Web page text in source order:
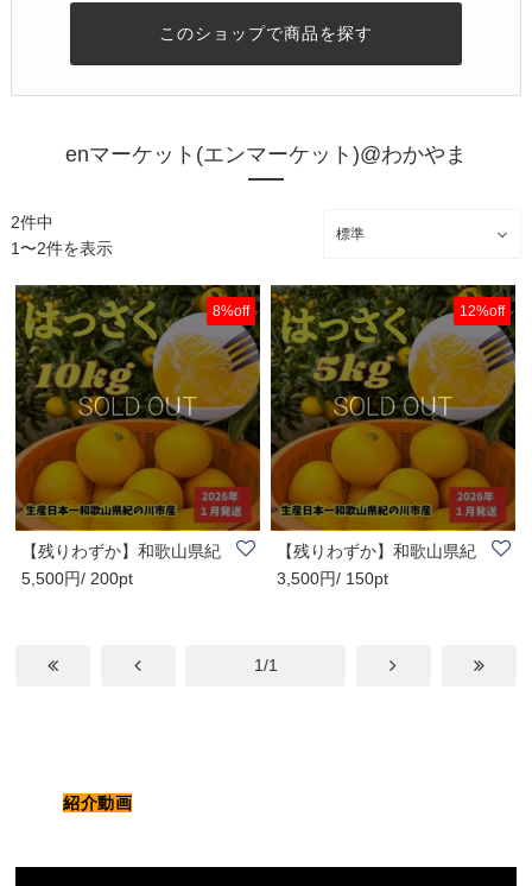
このショップで商品を探す
enマーケット(エンマーケット)@わかやま
2件中
1〜2件を表示
8%off
【残りわずか】和歌山県紀
の川市産八朔（..
5,500円/ 200pt
12%off
【残りわずか】和歌山県紀
の川市産八朔（..
3,500円/ 150pt
1/1